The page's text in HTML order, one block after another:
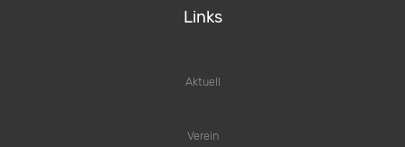
Links
Aktuell
Verein